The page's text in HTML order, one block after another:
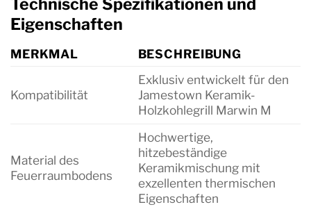
Eigenschaften
MERKMAL BESCHREIBUNG
Kompatibilität
Exklusiv entwickelt für den
Jamestown Keramik-
Holzkohlegrill Marwin M
Material des
Feuerraumbodens
Hochwertige,
hitzebeständige
Keramikmischung mit
exzellenten thermischen
Eigenschaften